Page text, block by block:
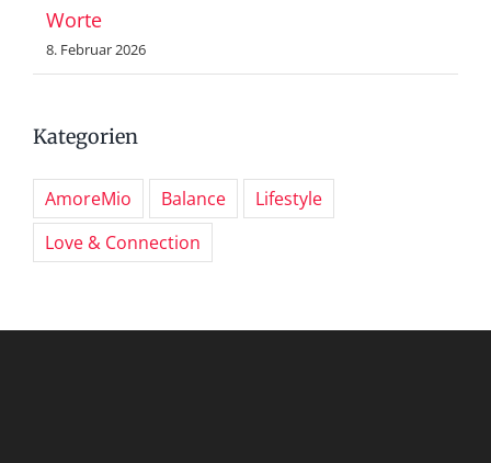
Worte
8. Februar 2026
Kategorien
AmoreMio Balance
Lifestyle
Love & Connection